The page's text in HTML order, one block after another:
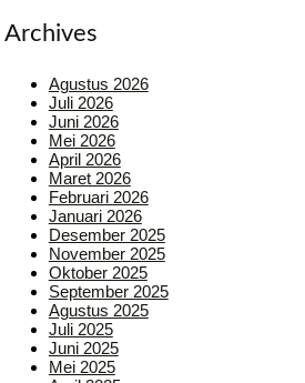
Archives
Agustus 2026
Juli 2026
Juni 2026
Mei 2026
April 2026
Maret 2026
Februari 2026
Januari 2026
Desember 2025
November 2025
Oktober 2025
September 2025
Agustus 2025
Juli 2025
Juni 2025
Mei 2025